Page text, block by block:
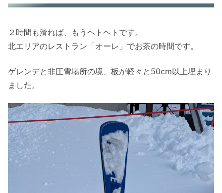
２時間も滑れば、もうヘトヘトです。
北エリアのレストラン「オーレ」でお茶の時間です。
ゲレンデと非圧雪場所の境、板が軽々と50cm以上埋まり
ました。